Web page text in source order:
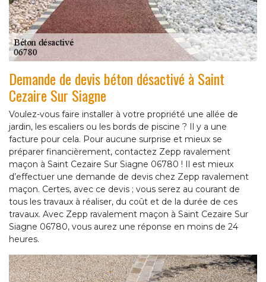
Demande de devis béton désactivé à Saint
Cezaire Sur Siagne
Voulez-vous faire installer à votre propriété une allée de
jardin, les escaliers ou les bords de piscine ? Il y a une
facture pour cela. Pour aucune surprise et mieux se
préparer financièrement, contactez Zepp ravalement
maçon à Saint Cezaire Sur Siagne 06780 ! Il est mieux
d’effectuer une demande de devis chez Zepp ravalement
maçon. Certes, avec ce devis ; vous serez au courant de
tous les travaux à réaliser, du coût et de la durée de ces
travaux. Avec Zepp ravalement maçon à Saint Cezaire Sur
Siagne 06780, vous aurez une réponse en moins de 24
heures.